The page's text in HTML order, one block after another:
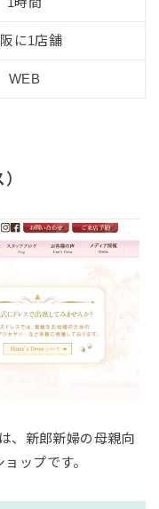
に1店舗
WEB
は、新郎新婦の母親向
ップです。